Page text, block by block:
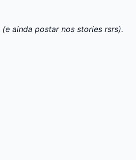
(e ainda postar nos stories rsrs).